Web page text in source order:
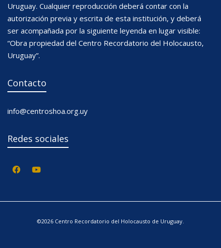
Uruguay. Cualquier reproducción deberá contar con la
autorización previa y escrita de esta institución, y deberá
ser acompañada por la siguiente leyenda en lugar visible:
“Obra propiedad del Centro Recordatorio del Holocausto,
Uruguay”.
Contacto
info@centroshoa.org.uy
Redes sociales
©2026 Centro Recordatorio del Holocausto de Uruguay.